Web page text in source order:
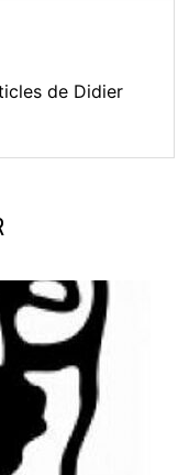
de Didier